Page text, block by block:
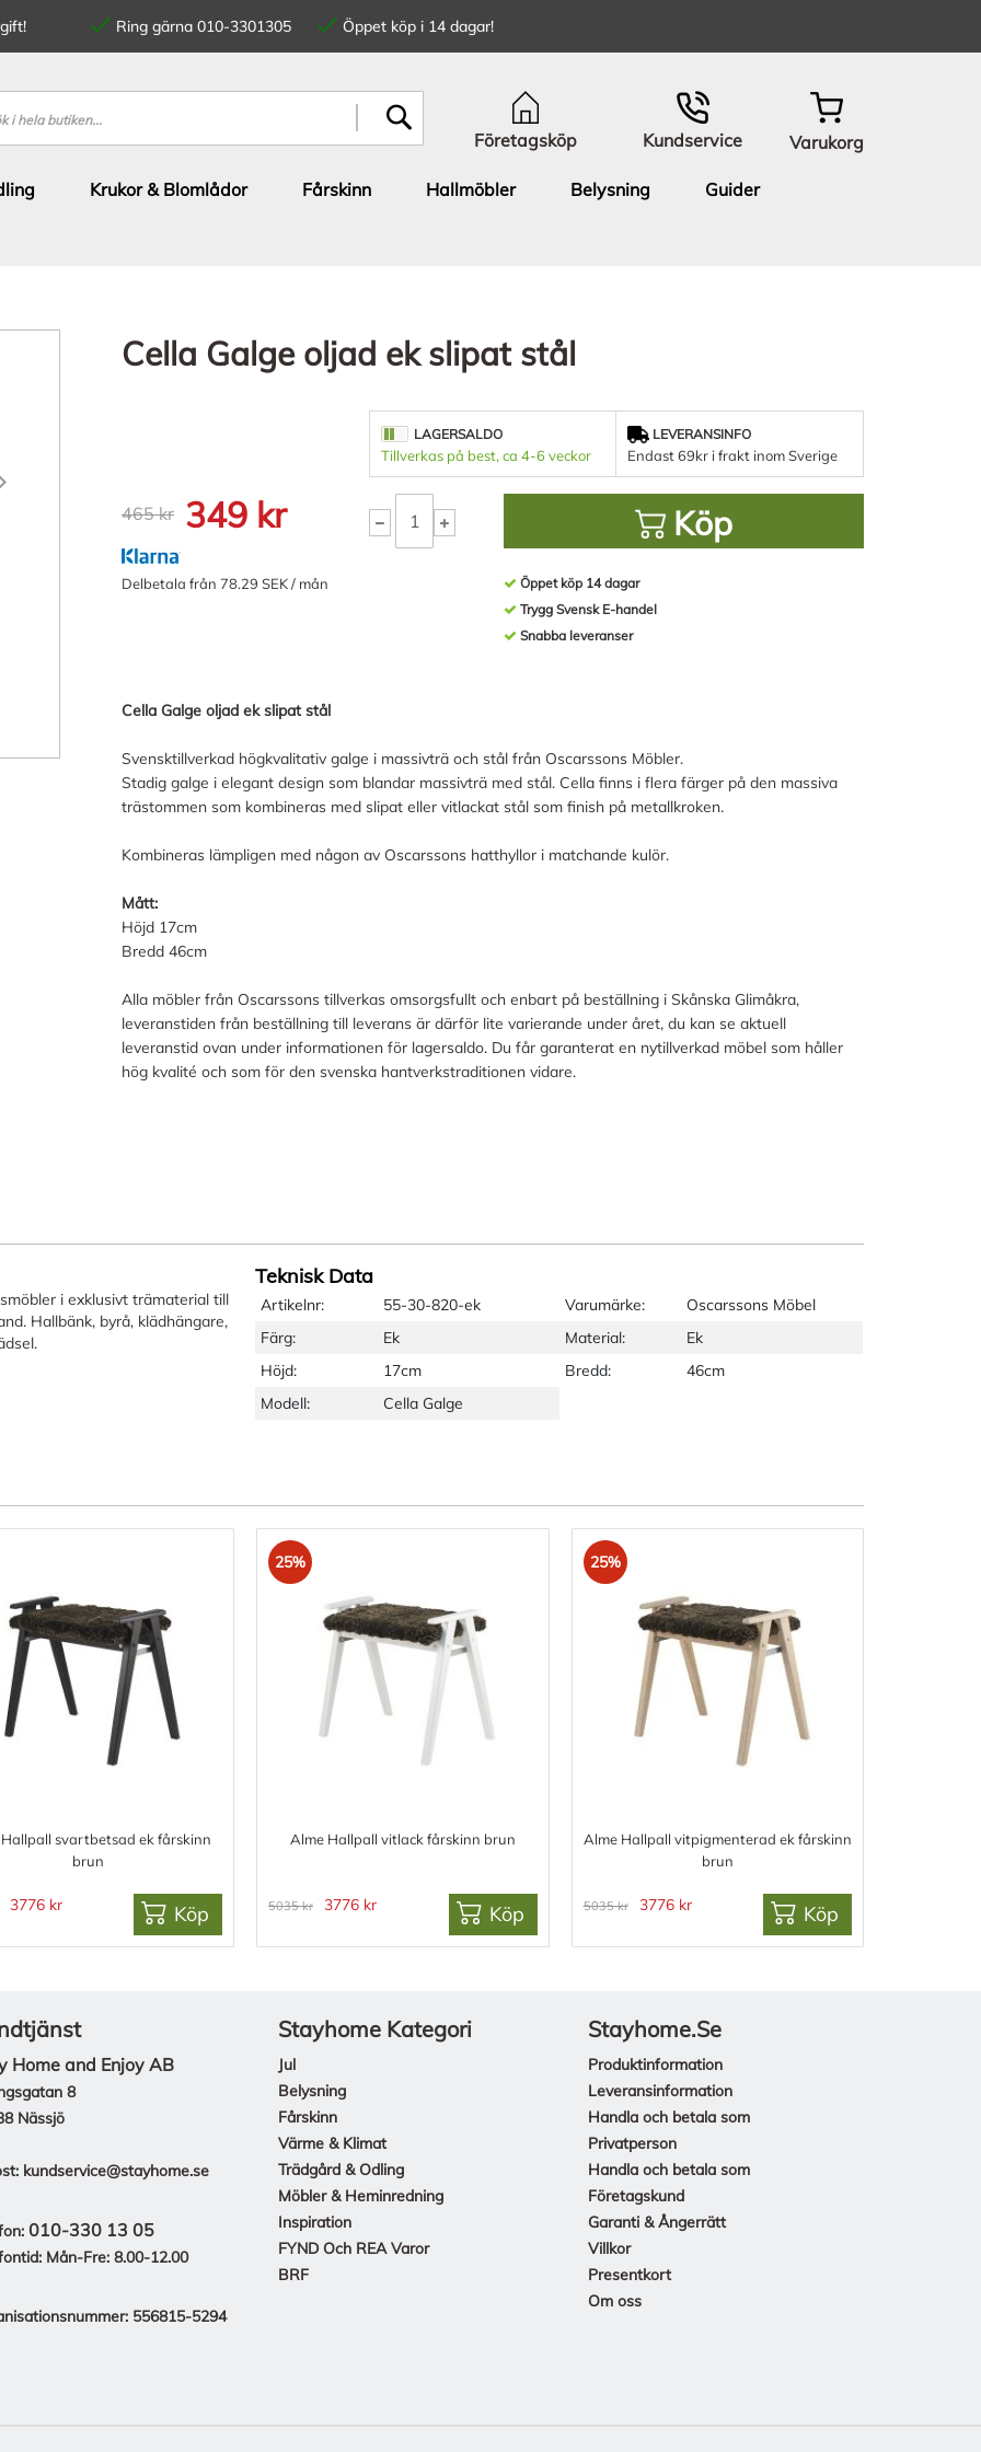
Ring gärna 010-3301305
Öppet köp i 14 dagar!
Företagsköp Kundservice Varukorg
Krukor & Blomlådor Fårskinn Hallmöbler Belysning
Guider
Cella Galge oljad ek slipat stål
465 kr 349 kr
Delbetala från 78.29 SEK / mån
LAGERSALDO
Tillverkas på best, ca 4-6 veckor
LEVERANSINFO
Endast 69kr i frakt inom Sverige
Köp
Öppet köp 14 dagar
Trygg Svensk E-handel
Snabba leveranser
Cella Galge oljad ek slipat stål
Svensktillverkad högkvalitativ galge i massivträ och stål från Oscarssons Möbler.
Stadig galge i elegant design som blandar massivträ med stål. Cella finns i flera färger på den massiva
trästommen som kombineras med slipat eller vitlackat stål som finish på metallkroken.
Kombineras lämpligen med någon av Oscarssons hatthyllor i matchande kulör.
Mått:
Höjd 17cm
Bredd 46cm
Alla möbler från Oscarssons tillverkas omsorgsfullt och enbart på beställning i Skånska Glimåkra,
leveranstiden från beställning till leverans är därför lite varierande under året, du kan se aktuell
leveranstid ovan under informationen för lagersaldo. Du får garanterat en nytillverkad möbel som håller
hög kvalité och som för den svenska hantverkstraditionen vidare.
i exklusivt trämaterial till
Hallbänk, byrå, klädhängare,
Teknisk Data
Artikelnr: 55-30-820-ek Varumärke:
Oscarssons Möbel
Färg:
Ek Material:
Ek
Höjd:
17cm Bredd:
46cm
Modell:
Cella Galge
svartbetsad ek fårskinn
brun
3776 kr Köp
25%
Alme Hallpall vitlack fårskinn brun
5035 kr 3776 kr Köp
25%
Alme Hallpall vitpigmenterad ek fårskinn
brun
5035 kr 3776 kr Köp
Home and Enjoy AB
8
Nässjö
kundservice@stayhome.se
010-330 13 05
Mån-Fre: 8.00-12.00
556815-5294
Stayhome Kategori
Jul
Belysning
Fårskinn
Värme & Klimat
Trädgård & Odling
Möbler & Heminredning
Inspiration
FYND Och REA Varor
BRF
Stayhome.se
Produktinformation
Leveransinformation
Handla och betala som
Privatperson
Handla och betala som
Företagskund
Garanti & Ångerrätt
Villkor
Presentkort
Om oss